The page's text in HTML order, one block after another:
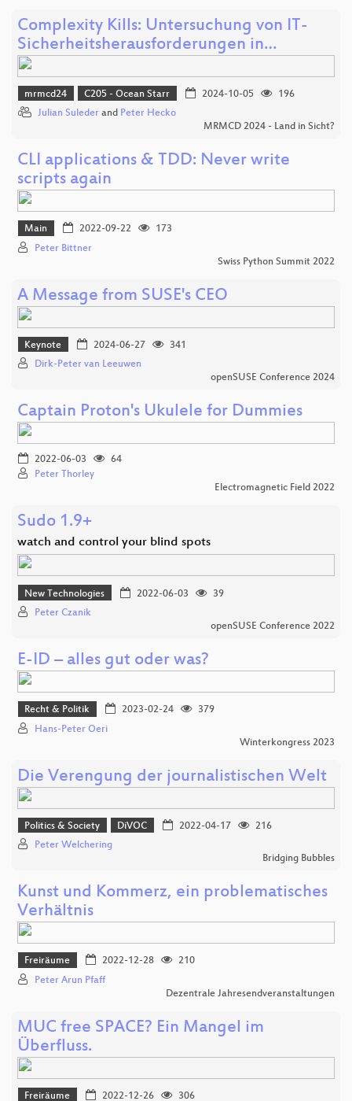
Complexity Kills: Untersuchung von IT-
Sicherheitsherausforderungen in…
mrmcd24 C205 - Ocean Starr 2024-10-05
196
Julian Suleder and Peter Hecko
MRMCD 2024 - Land in Sicht?
CLI applications & TDD: Never write
scripts again
Main 2022-09-22
173
Peter Bittner
Swiss Python Summit 2022
A Message from SUSE's CEO
Keynote 2024-06-27
341
Dirk-Peter van Leeuwen
openSUSE Conference 2024
Captain Proton's Ukulele for Dummies
2022-06-03
64
Peter Thorley
Electromagnetic Field 2022
Sudo 1.9+
watch and control your blind spots
New Technologies 2022-06-03
39
Peter Czanik
openSUSE Conference 2022
E-ID – alles gut oder was?
Recht & Politik 2023-02-24
379
Hans-Peter Oeri
Winterkongress 2023
Die Verengung der journalistischen Welt
Politics & Society DiVOC 2022-04-17
216
Peter Welchering
Bridging Bubbles
Kunst und Kommerz, ein problematisches
Verhältnis
Freiräume 2022-12-28
210
Peter Arun Pfaff
Dezentrale Jahresendveranstaltungen
MUC free SPACE? Ein Mangel im
Überfluss.
Freiräume 2022-12-26 306